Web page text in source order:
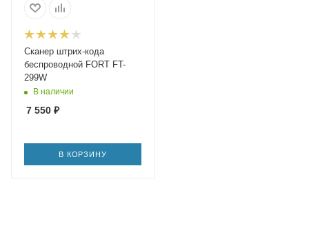
Сканер штрих-кода
беспроводной FORT FT-
299W
В наличии
7 550 ₽
В КОРЗИНУ